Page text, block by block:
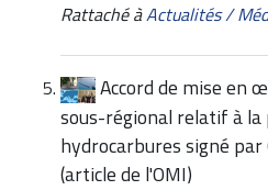
Rattaché àActualités /
Accord de mise en
sous-régional relatif à
hydrocarbures signé
(article de l'OMI)